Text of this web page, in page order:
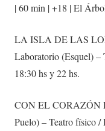
| 60 min | +18 | El
LA ISLA DE LAS
Laboratorio (Esquel) –
18:30 hs y 22 hs.
CON EL CORAZÓN
Puelo) – Teatro físico /